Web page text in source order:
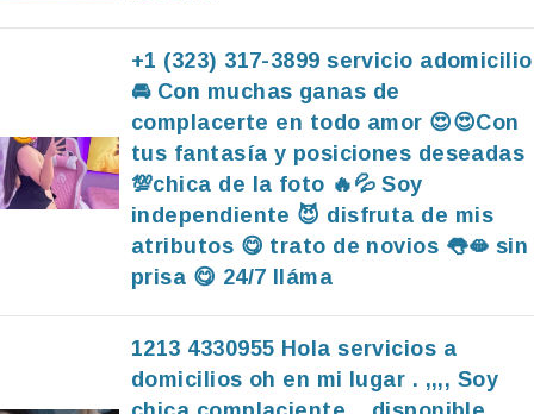
+1 (323) 317-3899 servicio adomicilio
🚘 Con muchas ganas de
complacerte en todo amor 😍😍Con
tus fantasía y posiciones deseadas
💯chica de la foto 🔥💦 Soy
independiente 😈 disfruta de mis
atributos 😋 trato de novios 👅🫦 sin
prisa 😋 24/7 lláma
1213 4330955 Hola servicios a
domicilios oh en mi lugar . ,,,, Soy